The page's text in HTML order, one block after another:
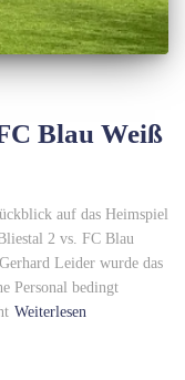
Blau Weiß
auf das Heimspiel
2 vs. FC Blau
Leider wurde das
Personal bedingt
Weiterlesen